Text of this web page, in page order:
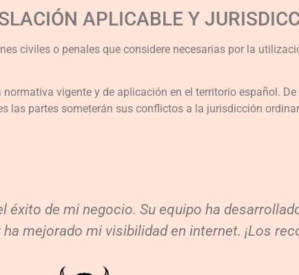
APLICABLE Y
civiles o penales que considere necesarias por la
normativa vigente y de aplicación en el territorio español.
las partes someterán sus conflictos a la jurisdicción
éxito de mi negocio. Su equipo ha
mejorado mi visibilidad en internet. ¡Los